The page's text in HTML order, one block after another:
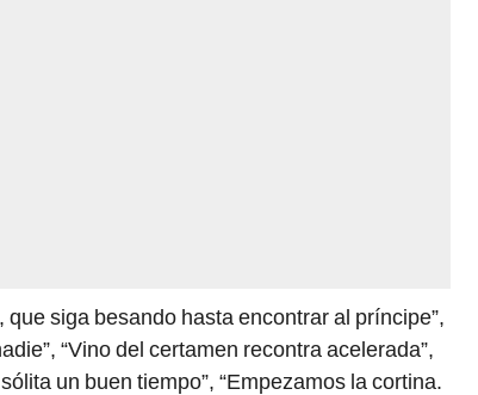
que siga besando hasta encontrar al príncipe”,
“Vino del certamen recontra acelerada”,
un buen tiempo”, “Empezamos la cortina.